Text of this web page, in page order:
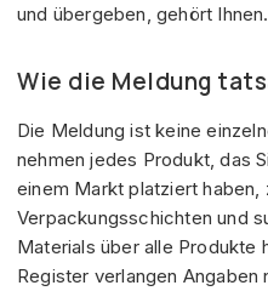
und übergeben, gehört Ihnen.
Wie die Meldung
Die Meldung ist keine
nehmen jedes Produkt, das
einem Markt platziert haben,
Verpackungsschichten und
Materials über alle Produkte
Register verlangen Angaben